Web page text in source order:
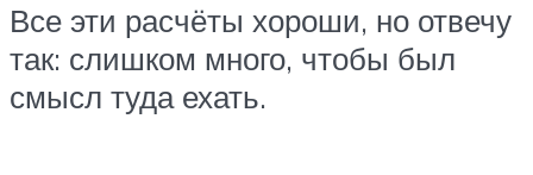
Все эти расчёты хороши, но отвечу
так: слишком много, чтобы был
смысл туда ехать.